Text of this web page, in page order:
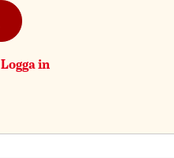
Logga in